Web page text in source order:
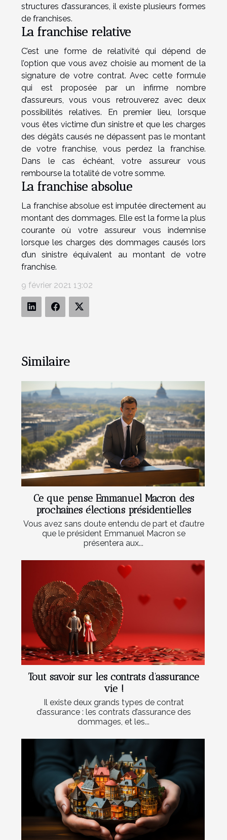
structures d’assurances, il existe plusieurs formes
de franchises.
La franchise relative
C’est une forme de relativité qui dépend de
l’option que vous avez choisie au moment de la
signature de votre contrat. Avec cette formule
qui est proposée par un infirme nombre
d’assureurs, vous vous retrouverez avec deux
possibilités relatives. En premier lieu, lorsque
vous êtes victime d’un sinistre et que les charges
des dégâts causés ne dépassent pas le montant
de votre franchise, vous perdez la franchise.
Dans le cas échéant, votre assureur vous
rembourse la totalité de votre somme.
La franchise absolue
La franchise absolue est imputée directement au
montant des dommages. Elle est la forme la plus
courante où votre assureur vous indemnise
lorsque les charges des dommages causés lors
d’un sinistre équivalent au montant de votre
franchise.
9 février 2021 13:02
Similaire
Ce que pense Emmanuel Macron des
prochaines élections présidentielles
Vous avez sans doute entendu de part et d’autre
que le président Emmanuel Macron se
présentera aux...
Tout savoir sur les contrats d’assurance
vie !
Il existe deux grands types de contrat
d’assurance : les contrats d’assurance des
dommages, et les...